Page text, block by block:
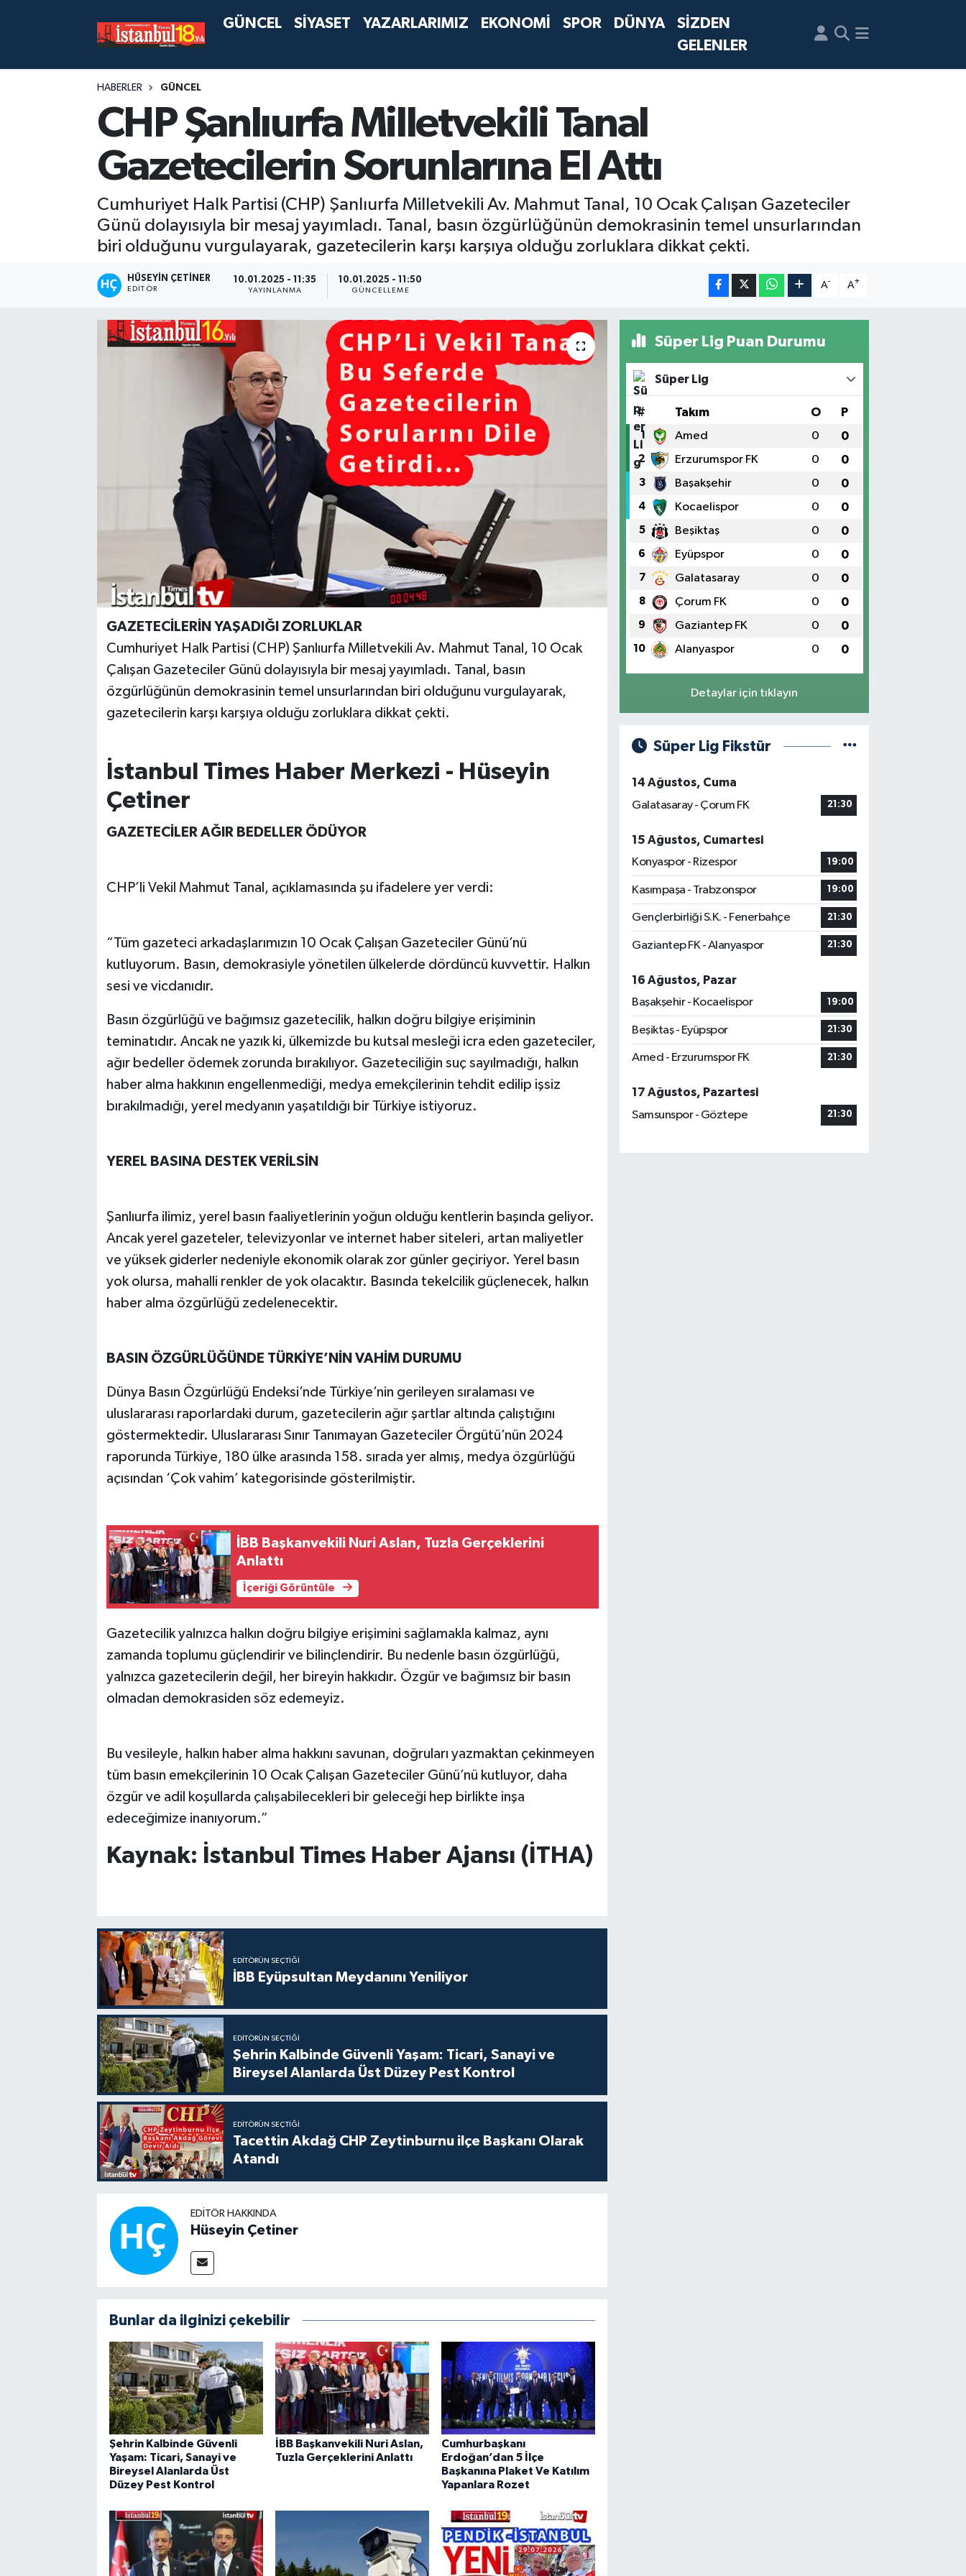
GÜNCEL SİYASET YAZARLARIMIZ EKONOMİ SPOR DÜNYA
SİZDEN
GELENLER
HABERLER GÜNCEL
CHP Şanlıurfa Milletvekili Tanal
Gazetecilerin Sorunlarına El Attı
Cumhuriyet Halk Partisi (CHP) Şanlıurfa Milletvekili Av. Mahmut Tanal, 10 Ocak Çalışan Gazeteciler
Günü dolayısıyla bir mesaj yayımladı. Tanal, basın özgürlüğünün demokrasinin temel unsurlarından
biri olduğunu vurgulayarak, gazetecilerin karşı karşıya olduğu zorluklara dikkat çekti.
HÜSEYIN ÇETINER
EDITÖR
10.01.2025 - 11:35
YAYINLANMA
10.01.2025 - 11:50
GÜNCELLEME
A- A+
GAZETECİLERİN YAŞADIĞI ZORLUKLAR
Cumhuriyet Halk Partisi (CHP) Şanlıurfa Milletvekili Av. Mahmut Tanal, 10 Ocak
Çalışan Gazeteciler Günü dolayısıyla bir mesaj yayımladı. Tanal, basın
özgürlüğünün demokrasinin temel unsurlarından biri olduğunu vurgulayarak,
gazetecilerin karşı karşıya olduğu zorluklara dikkat çekti.
İstanbul Times Haber Merkezi - Hüseyin
Çetiner
GAZETECİLER AĞIR BEDELLER ÖDÜYOR
CHP’li Vekil Mahmut Tanal, açıklamasında şu ifadelere yer verdi:
“Tüm gazeteci arkadaşlarımızın 10 Ocak Çalışan Gazeteciler Günü’nü
kutluyorum. Basın, demokrasiyle yönetilen ülkelerde dördüncü kuvvettir. Halkın
sesi ve vicdanıdır.
Basın özgürlüğü ve bağımsız gazetecilik, halkın doğru bilgiye erişiminin
teminatıdır. Ancak ne yazık ki, ülkemizde bu kutsal mesleği icra eden gazeteciler,
ağır bedeller ödemek zorunda bırakılıyor. Gazeteciliğin suç sayılmadığı, halkın
haber alma hakkının engellenmediği, medya emekçilerinin tehdit edilip işsiz
bırakılmadığı, yerel medyanın yaşatıldığı bir Türkiye istiyoruz.
YEREL BASINA DESTEK VERİLSİN
Şanlıurfa ilimiz, yerel basın faaliyetlerinin yoğun olduğu kentlerin başında geliyor.
Ancak yerel gazeteler, televizyonlar ve internet haber siteleri, artan maliyetler
ve yüksek giderler nedeniyle ekonomik olarak zor günler geçiriyor. Yerel basın
yok olursa, mahalli renkler de yok olacaktır. Basında tekelcilik güçlenecek, halkın
haber alma özgürlüğü zedelenecektir.
BASIN ÖZGÜRLÜĞÜNDE TÜRKİYE’NİN VAHİM DURUMU
Dünya Basın Özgürlüğü Endeksi’nde Türkiye’nin gerileyen sıralaması ve
uluslararası raporlardaki durum, gazetecilerin ağır şartlar altında çalıştığını
göstermektedir. Uluslararası Sınır Tanımayan Gazeteciler Örgütü’nün 2024
raporunda Türkiye, 180 ülke arasında 158. sırada yer almış, medya özgürlüğü
açısından ‘Çok vahim’ kategorisinde gösterilmiştir.
İBB Başkanvekili Nuri Aslan, Tuzla Gerçeklerini
Anlattı
İçeriği Görüntüle
Gazetecilik yalnızca halkın doğru bilgiye erişimini sağlamakla kalmaz, aynı
zamanda toplumu güçlendirir ve bilinçlendirir. Bu nedenle basın özgürlüğü,
yalnızca gazetecilerin değil, her bireyin hakkıdır. Özgür ve bağımsız bir basın
olmadan demokrasiden söz edemeyiz.
Bu vesileyle, halkın haber alma hakkını savunan, doğruları yazmaktan çekinmeyen
tüm basın emekçilerinin 10 Ocak Çalışan Gazeteciler Günü’nü kutluyor, daha
özgür ve adil koşullarda çalışabilecekleri bir geleceği hep birlikte inşa
edeceğimize inanıyorum.”
Kaynak: İstanbul Times Haber Ajansı (İTHA)
EDITÖRÜN SEÇTIĞI
İBB Eyüpsultan Meydanını Yeniliyor
EDITÖRÜN SEÇTIĞI
Şehrin Kalbinde Güvenli Yaşam: Ticari, Sanayi ve
Bireysel Alanlarda Üst Düzey Pest Kontrol
EDITÖRÜN SEÇTIĞI
Tacettin Akdağ CHP Zeytinburnu ilçe Başkanı Olarak
Atandı
EDITÖR HAKKINDA
Hüseyin Çetiner
Bunlar da ilginizi çekebilir
Şehrin Kalbinde Güvenli
Yaşam: Ticari, Sanayi ve
Bireysel Alanlarda Üst
Düzey Pest Kontrol
İBB Başkanvekili Nuri Aslan,
Tuzla Gerçeklerini Anlattı
Cumhurbaşkanı
Erdoğan’dan 5 İlçe
Başkanına Plaket Ve Katılım
Yapanlara Rozet
Süper Lig Puan Durumu
Süper Lig
# Takım O P
1 Amed 0 0
2 Erzurumspor FK 0 0
3 Başakşehir 0 0
4 Kocaelispor 0 0
5 Beşiktaş 0 0
6 Eyüpspor 0 0
7 Galatasaray 0 0
8 Çorum FK 0 0
9 Gaziantep FK 0 0
10 Alanyaspor 0 0
Detaylar için tıklayın
Süper Lig Fikstür
14 Ağustos, Cuma
Galatasaray - Çorum FK
21:30
15 Ağustos, Cumartesi
Konyaspor - Rizespor
19:00
Kasımpaşa - Trabzonspor 19:00
Gençlerbirliği S.K. - Fenerbahçe 21:30
Gaziantep FK - Alanyaspor 21:30
16 Ağustos, Pazar
Başakşehir - Kocaelispor
19:00
Beşiktaş - Eyüpspor 21:30
Amed - Erzurumspor FK 21:30
17 Ağustos, Pazartesi
Samsunspor - Göztepe
21:30